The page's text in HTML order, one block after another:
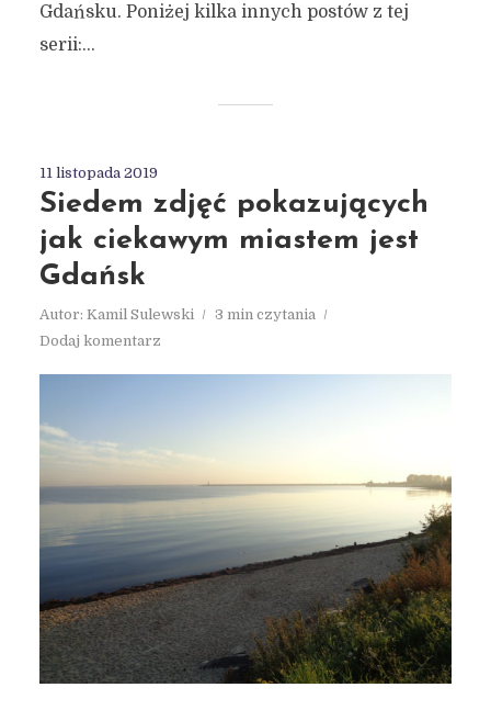
Gdańsku. Poniżej kilka innych postów z tej
serii:...
11 listopada 2019
Siedem zdjęć pokazujących
jak ciekawym miastem jest
Gdańsk
Autor: Kamil Sulewski
3 min czytania
Dodaj komentarz